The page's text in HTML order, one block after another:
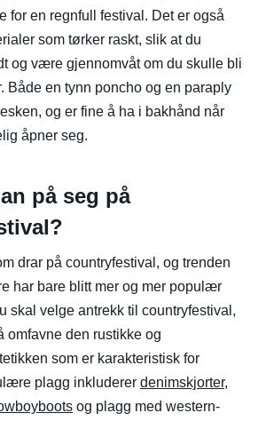
for en regnfull festival. Det er også
som tørker raskt, slik at du
og være gjennomvåt om du skulle bli
Både en tynn poncho og en paraply
og er fine å ha i bakhånd når
åpner seg.
på seg på
drar på countryfestival, og trenden
har bare blitt mer og mer populær
skal velge antrekk til countryfestival,
omfavne den rustikke og
som er karakteristisk for
plagg inkluderer denimskjorter,
og plagg med western-